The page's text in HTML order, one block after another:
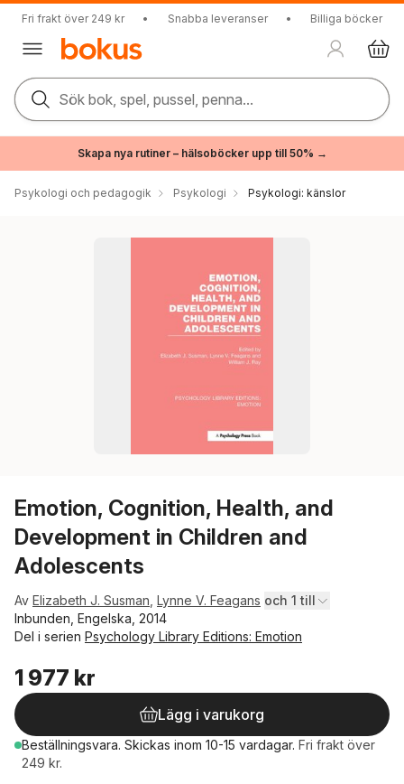
Fri frakt över 249 kr • Snabba leveranser • Billiga böcker
Sök bok, spel, pussel, penna...
Skapa nya rutiner – hälsoböcker upp till 50% →
Psykologi och pedagogik Psykologi Psykologi: känslor
Emotion, Cognition, Health, and
Development in Children and
Adolescents
Av Elizabeth J. Susman Lynne V. Feagans och 1 till
Inbunden, Engelska, 2014
Del i serien Psychology Library Editions: Emotion
1 977 kr
Lägg i varukorg
Beställningsvara. Skickas inom 10-15 vardagar. Fri frakt över
249 kr.